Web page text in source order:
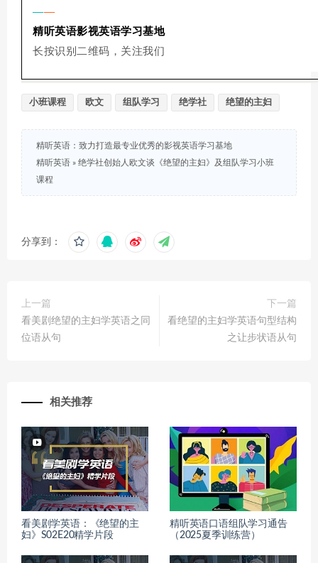
——
精听英语影视英语学习基地
长按识别二维码，关注我们
小班课程 欧文 组队学习 绝学社 绝望的主妇
精听英语：致力打造最专业优秀的影视英语学习基地
精听英语 » 绝学社创始人欧文谈《绝望的主妇》及组队学习小班
课程
分享到：
上一篇
看美剧绝望的主妇学英语之同
位语从句
下一篇
看绝望的主妇学英语句型结构
之让步状语从句
相关推荐
看美剧学英语：《绝望的主
妇》S02E20精学片段
精听英语口语组队学习通告
（2025夏季训练营）